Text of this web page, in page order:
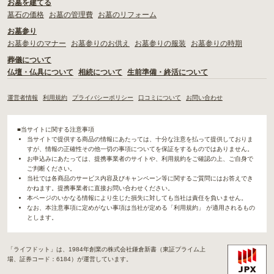
お墓を建てる
墓石の価格
お墓の管理費
お墓のリフォーム
お墓参り
お墓参りのマナー
お墓参りのお供え お墓参りの服装
お墓参りの時期
葬儀について
仏壇・仏具について
相続について 生前準備・終活について
運営者情報 利用規約 プライバシーポリシー 口コミについて お問い合わせ
■当サイトに関する注意事項
当サイトで提供する商品の情報にあたっては、十分な注意を払って提供しておりま
すが、情報の正確性その他一切の事項についてを保証をするものではありません。
お申込みにあたっては、提携事業者のサイトや、利用規約をご確認の上、ご自身で
ご判断ください。
当社では各商品のサービス内容及びキャンペーン等に関するご質問にはお答えでき
かねます。提携事業者に直接お問い合わせください。
本ページのいかなる情報により生じた損失に対しても当社は責任を負いません。
なお、本注意事項に定めがない事項は当社が定める「利用規約」 が適用されるもの
とします。
「ライフドット」は、1984年創業の株式会社鎌倉新書（東証プライム上
場、証券コード：6184）が運営しています。